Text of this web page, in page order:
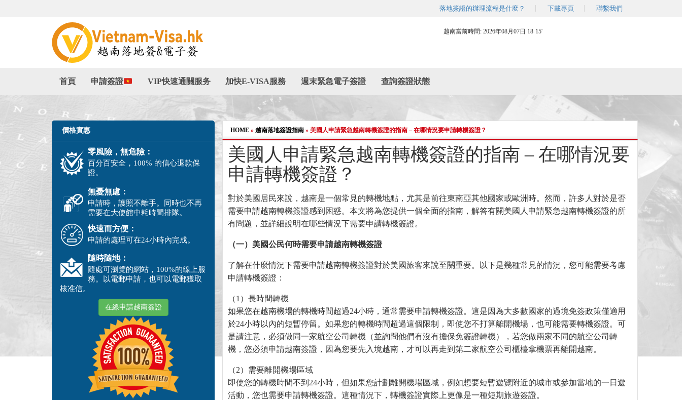
落地簽證的辦理流程是什麼？ 下載專頁 聯繫我們
越南當前時間:2026年08月07日 18 15'
首頁 申請簽證 VIP快速通關服务 加快E-VISA服務 週末緊急電子簽證 查詢簽證狀態
HOME » 越南落地簽證指南 » 美國人申請緊急越南轉機簽證的指南 – 在哪情況要申請轉機簽證？
美國人申請緊急越南轉機簽證的指南 – 在哪情況要
申請轉機簽證？
對於美國居民來說，越南是一個常見的轉機地點，尤其是前往東南亞其他國家或歐洲時。然而，許多人對於是否
需要申請越南轉機簽證感到困惑。本文將為您提供一個全面的指南，解答有關美國人申請緊急越南轉機簽證的所
有問題，並詳細說明在哪些情況下需要申請轉機簽證。
（一）美國公民何時需要申請越南轉機簽證
了解在什麼情況下需要申請越南轉機簽證對於美國旅客來說至關重要。以下是幾種常見的情況，您可能需要考慮
申請轉機簽證：
（1）長時間轉機
如果您在越南機場的轉機時間超過24小時，通常需要申請轉機簽證。這是因為大多數國家的過境免簽政策僅適用
於24小時以內的短暫停留。如果您的轉機時間超過這個限制，即使您不打算離開機場，也可能需要轉機簽證。可
是請注意，必須做同一家航空公司轉機（並詢問他們有沒有擔保免簽證轉機），若您做兩家不同的航空公司轉
機，您必須申請越南簽證，因為您要先入境越南，才可以再走到第二家航空公司櫃檯拿機票再離開越南。
（2）需要離開機場區域
即使您的轉機時間不到24小時，但如果您計劃離開機場區域，例如想要短暫遊覽附近的城市或參加當地的一日遊
活動，您也需要申請轉機簽證。這種情況下，轉機簽證實際上更像是一種短期旅遊簽證。
價格實惠
零風險，無危險：
百分百安全，100% 的信心退款保
證。
無憂無慮：
申請時，護照不離手。同時也不再
需要在大使館中耗時間排隊。
快速而方便：
申請的處理可在24小時內完成。
隨時隨地：
隨處可瀏覽的網站，100%的線上服
務。以電郵申請，也可以電郵獲取
核准信。
在線申請越南簽證